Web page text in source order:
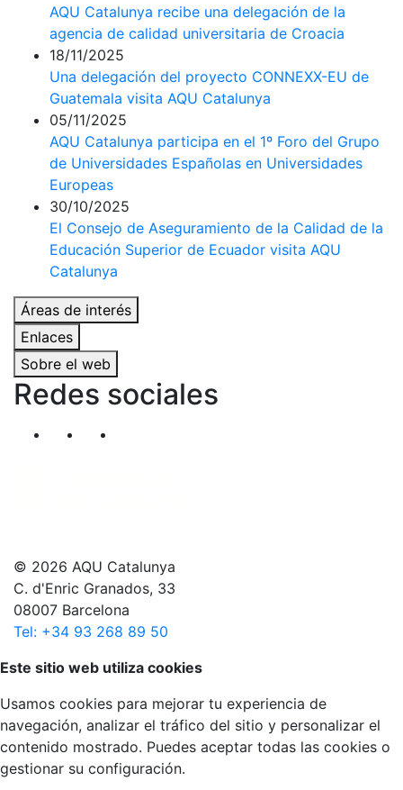
AQU Catalunya recibe una delegación de la
agencia de calidad universitaria de Croacia
18/11/2025
Una delegación del proyecto CONNEXX-EU de
Guatemala visita AQU Catalunya
05/11/2025
AQU Catalunya participa en el 1º Foro del Grupo
de Universidades Españolas en Universidades
Europeas
30/10/2025
El Consejo de Aseguramiento de la Calidad de la
Educación Superior de Ecuador visita AQU
Catalunya
Áreas de interés
Enlaces
Sobre el web
Redes sociales
Segueix-nos al nostre canal de Twitter
© 2026 AQU Catalunya
C. d'Enric Granados, 33
08007 Barcelona
Tel: +34 93 268 89 50
Volver arriba
Este sitio web utiliza cookies
Usamos cookies para mejorar tu experiencia de
navegación, analizar el tráfico del sitio y personalizar el
contenido mostrado. Puedes aceptar todas las cookies o
gestionar su configuración.